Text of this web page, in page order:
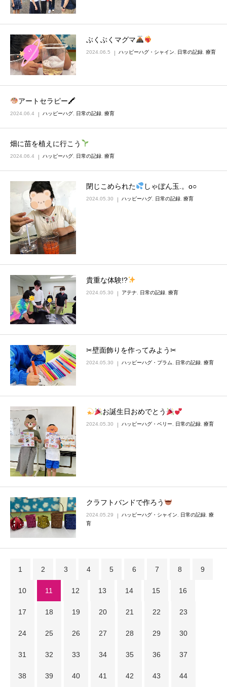
ぶくぶくマグマ
2024.06.5 ハッピーハグ・シャイン 日常の記録 療育
アートセラピー🖍
2024.06.4 ハッピーハグ 日常の記録 療育
畑に苗を植えに行こう
2024.06.4 ハッピーハグ 日常の記録 療育
閉じこめられた しゃぼん玉.。o○
2024.05.30 ハッピーハグ 日常の記録 療育
貴重な体験!?
2024.05.30 アテナ 日常の記録 療育
✂壁面飾りを作ってみよう✂
2024.05.30 ハッピーハグ・プラム, 日常の記録, 療育
お誕生日おめでとう
2024.05.30 ハッピーハグ・ベリー 日常の記録 療育
クラフトバンドで作ろう
2024.05.29 ハッピーハグ・シャイン, 日常の記録, 療
育
1 2 3 4 5 6 7 8 9
10 11 12 13 14 15 16
17 18 19 20 21 22 23
24 25 26 27 28 29 30
31 32 33 34 35 36 37
38 39 40 41 42 43 44